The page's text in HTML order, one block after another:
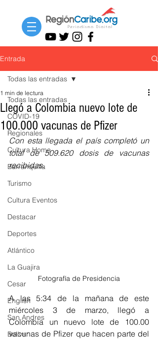
Entrada
Todas las entradas
COVID-19
Regionales
Cultura Home
Barranquilla
Turismo
Cultura Eventos
Destacar
Deportes
Atlántico
La Guajira
Cesar
English
San Andres
Bolívar
Todas las entradas
Llegó a Colombia nuevo lote de
100.000 vacunas de Pfizer
1 min de lectura
Con esta llegada el país completó un
total de 509.620 dosis de vacunas
recibidas.
Fotografía de Presidencia
A las 5:34 de la mañana de este
miércoles 3 de marzo, llegó a
Colombia un nuevo lote de 100.00
vacunas de Pfizer que hacen parte del